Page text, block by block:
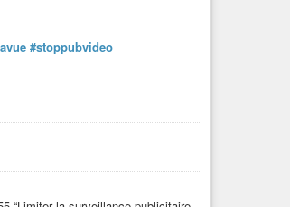
#stoppubvideo